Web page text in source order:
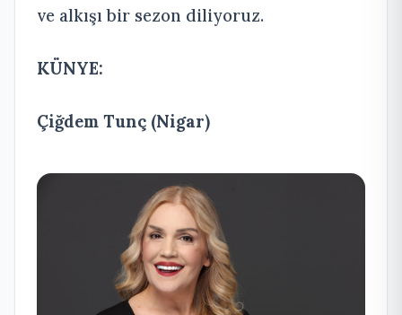
ve alkışı bir sezon diliyoruz.
KÜNYE:
Çiğdem Tunç (Nigar)